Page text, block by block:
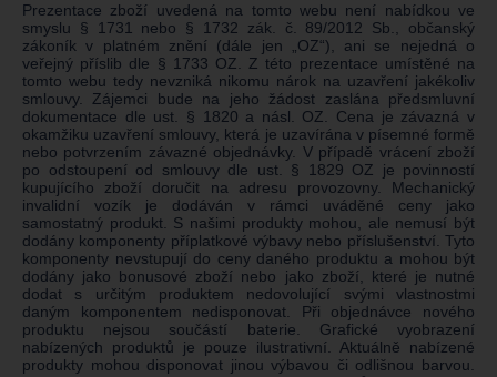
Prezentace zboží uvedená na tomto webu není nabídkou ve
smyslu § 1731 nebo § 1732 zák. č. 89/2012 Sb., občanský
zákoník v platném znění (dále jen „OZ“), ani se nejedná o
veřejný příslib dle § 1733 OZ. Z této prezentace umístěné na
tomto webu tedy nevzniká nikomu nárok na uzavření jakékoliv
smlouvy. Zájemci bude na jeho žádost zaslána předsmluvní
dokumentace dle ust. § 1820 a násl. OZ. Cena je závazná v
okamžiku uzavření smlouvy, která je uzavírána v písemné formě
nebo potvrzením závazné objednávky. V případě vrácení zboží
po odstoupení od smlouvy dle ust. § 1829 OZ je povinností
kupujícího zboží doručit na adresu provozovny. Mechanický
invalidní vozík je dodáván v rámci uváděné ceny jako
samostatný produkt. S našimi produkty mohou, ale nemusí být
dodány komponenty příplatkové výbavy nebo příslušenství. Tyto
komponenty nevstupují do ceny daného produktu a mohou být
dodány jako bonusové zboží nebo jako zboží, které je nutné
dodat s určitým produktem nedovolující svými vlastnostmi
daným komponentem nedisponovat. Při objednávce nového
produktu nejsou součástí baterie. Grafické vyobrazení
nabízených produktů je pouze ilustrativní. Aktuálně nabízené
produkty mohou disponovat jinou výbavou či odlišnou barvou.